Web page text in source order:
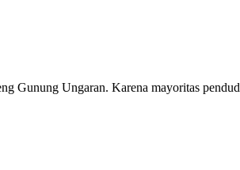
Gunung Ungaran. Karena mayoritas